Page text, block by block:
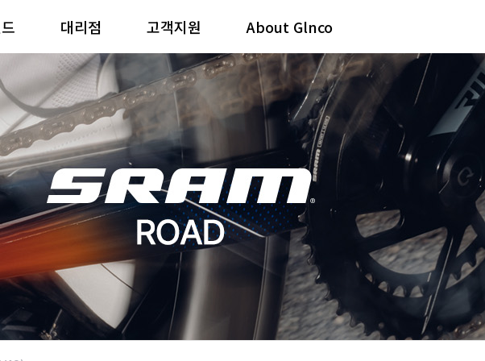
대리점 고객지원 About Glnco